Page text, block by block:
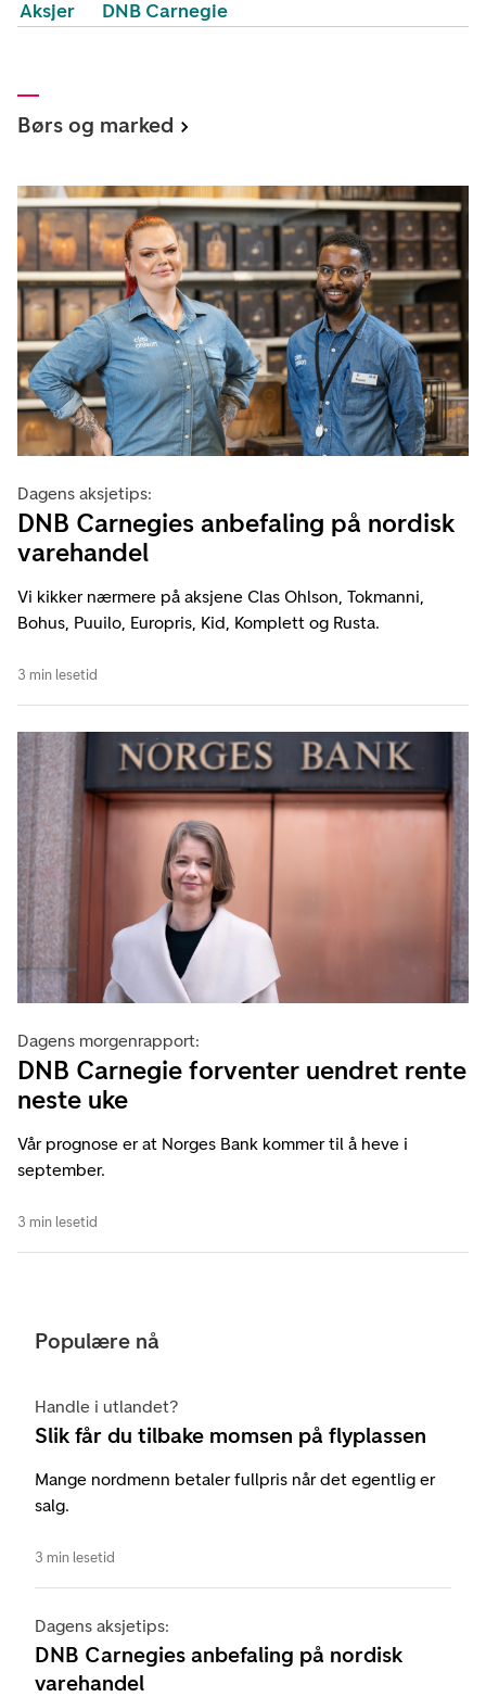
Aksjer DNB Carnegie
Børs og marked
Dagens aksjetips:
DNB Carnegies anbefaling på nordisk
varehandel
Vi kikker nærmere på aksjene Clas Ohlson, Tokmanni,
Bohus, Puuilo, Europris, Kid, Komplett og Rusta.
3 min lesetid
Dagens morgenrapport:
DNB Carnegie forventer uendret rente
neste uke
Vår prognose er at Norges Bank kommer til å heve i
september.
3 min lesetid
Populære nå
Handle i utlandet?
Slik får du tilbake momsen på flyplassen
Mange nordmenn betaler fullpris når det egentlig er
salg.
3 min lesetid
Dagens aksjetips:
DNB Carnegies anbefaling på nordisk
varehandel